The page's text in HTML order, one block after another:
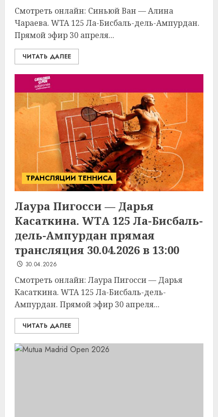
Смотреть онлайн: Синьюй Ван — Алина
Чараева. WTA 125 Ла-Бисбаль-дель-Ампурдан.
Прямой эфир 30 апреля...
ЧИТАТЬ ДАЛЕЕ
ТРАНСЛЯЦИИ ТЕННИСА
Лаура Пигосси — Дарья
Касаткина. WTA 125 Ла-Бисбаль-
дель-Ампурдан прямая
трансляция 30.04.2026 в 13:00
30.04.2026
Смотреть онлайн: Лаура Пигосси — Дарья
Касаткина. WTA 125 Ла-Бисбаль-дель-
Ампурдан. Прямой эфир 30 апреля...
ЧИТАТЬ ДАЛЕЕ